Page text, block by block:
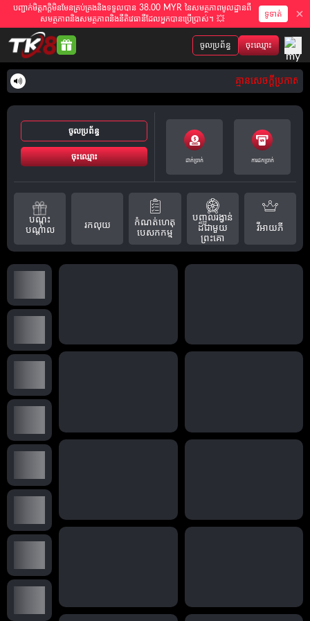
បញ្ជាក់មិត្តភក្តិមិនមែនគ្រប់គ្រងនិងទទួលបាន 38.00 MYR នៃសមត្ថភាពមូលដ្ឋានពី
សមត្ថភាពនិងសមត្ថភាពនិងនីតិវេធានីដែលអ្នកបានប្រើប្រាស់។ 💥
ទូទាត់
ចុះឈ្មោះ
ចូលប្រព័ន្ធ
គ្មានសេចក្តីប្រកាស
ចូលប្រព័ន្ធ
ចុះឈ្មោះ ដាក់ប្រាក់ ការដកប្រាក់
បណ្តុះ
បណ្តាល
រកលុយ
កំណត់ហេតុ
បេសកកម្ម
បញ្ចូលរង្វាន់
ដ៏ជាមួយ
ព្រះគោ
វីអាយភី